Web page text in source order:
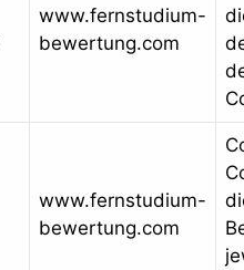
www.fernstudium-
bewertung.com
www.fernstudium-
bewertung.com